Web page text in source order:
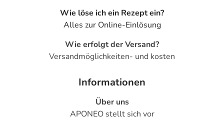
- Pulserniedrigung
- Harnwegsinfektionen
- Verdauungsbeschwerden durch Medikamente
- Reaktion an der Applikationsstelle
- Hautrötung an der Anwendungsstelle
- Juckreiz an der Anwendungsstelle
Wie löse ich ein Rezept ein?
Alles zur Online-Einlösung
Wie erfolgt der Versand?
Versandmöglichkeiten- und kosten
Informationen
Über uns
APONEO stellt sich vor